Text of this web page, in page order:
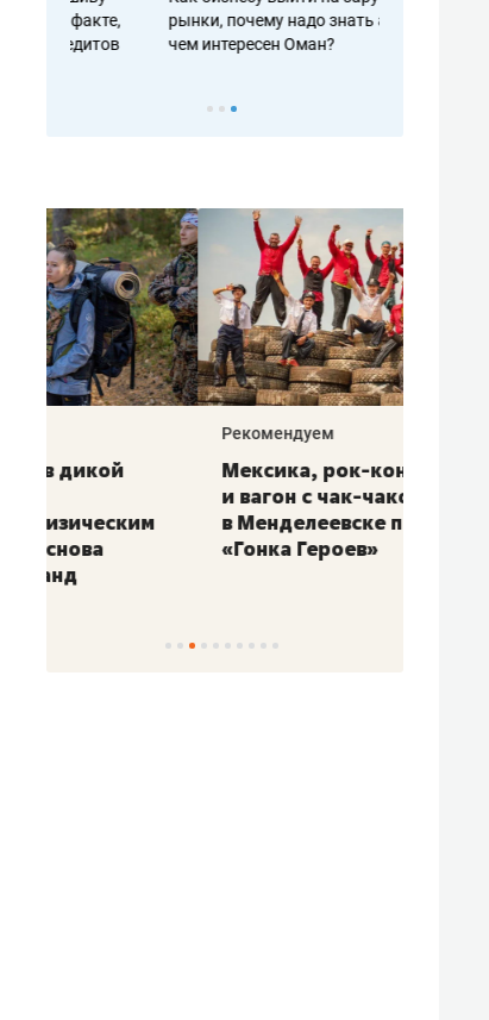
рынки, почему надо знать аксакалов и
чем интересен Оман?
Мексика, рок-концерт
и вагон с чак-чаком: как
в Менделеевске прошла
«Гонка Героев»